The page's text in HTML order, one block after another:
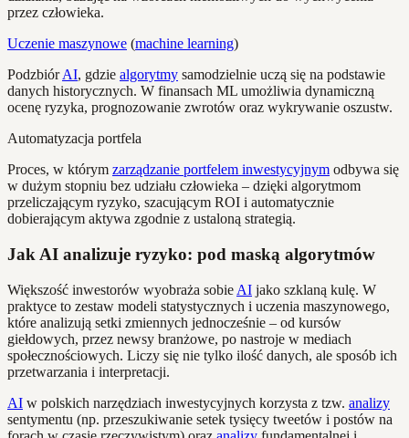
przez człowieka.
Uczenie maszynowe (machine learning)
PodzbiórAI, gdzie algorytmy samodzielnie uczą się na podstawie
danych historycznych. W finansach ML umożliwia dynamiczną
ocenę ryzyka, prognozowanie zwrotów oraz wykrywanie oszustw.
Automatyzacja portfela
Proces, w którym zarządzanie portfelem inwestycyjnym odbywa się
w dużym stopniu bez udziału człowieka – dzięki algorytmom
przeliczającym ryzyko, szacującym ROI i automatycznie
dobierającym aktywa zgodnie z ustaloną strategią.
Jak AI analizuje ryzyko: pod maską algorytmów
Większość inwestorów wyobraża sobie AI jako szklaną kulę. W
praktyce to zestaw modeli statystycznych i uczenia maszynowego,
które analizują setki zmiennych jednocześnie – od kursów
giełdowych, przez newsy branżowe, po nastroje w mediach
społecznościowych. Liczy się nie tylko ilość danych, ale sposób ich
przetwarzania i interpretacji.
AI w polskich narzędziach inwestycyjnych korzysta z tzw. analizy
sentymentu (np. przeszukiwanie setek tysięcy tweetów i postów na